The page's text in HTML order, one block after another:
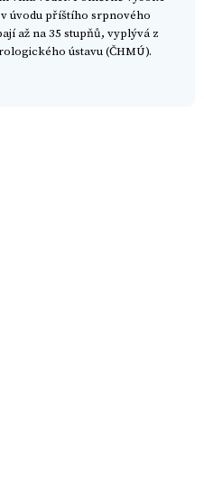
úvodu příštího srpnového
až na 35 stupňů, vyplývá z
ústavu (ČHMÚ).